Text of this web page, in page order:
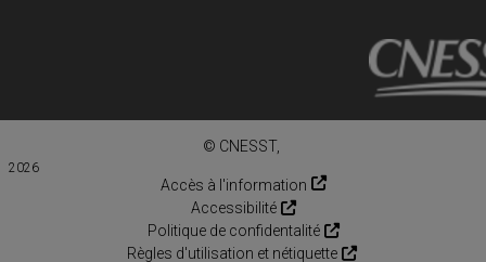
© CNESST,
2026
Accès à l'information
Accessibilité
Politique de confidentalité
Règles d'utilisation et nétiquette